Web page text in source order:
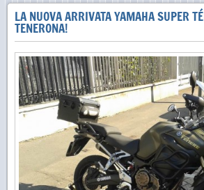
LA NUOVA ARRIVATA YAMAHA SUPER
TENERONA!